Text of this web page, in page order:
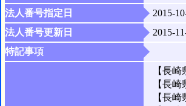
法人番号指定日
2015-
法人番号更新日
2015-
特記事項
【長
【長
【長